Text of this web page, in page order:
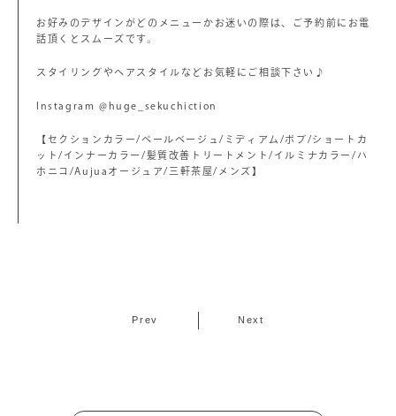
お好みのデザインがどのメニューかお迷いの際は、ご予約前にお電
話頂くとスムーズです。
スタイリングやヘアスタイルなどお気軽にご相談下さい♪
Instagram @huge_sekuchiction
【セクションカラー/ペールベージュ/ミディアム/ボブ/ショートカ
ット/インナーカラー/髪質改善トリートメント/イルミナカラー/ハ
ホニコ/Aujuaオージュア/三軒茶屋/メンズ】
Prev Next